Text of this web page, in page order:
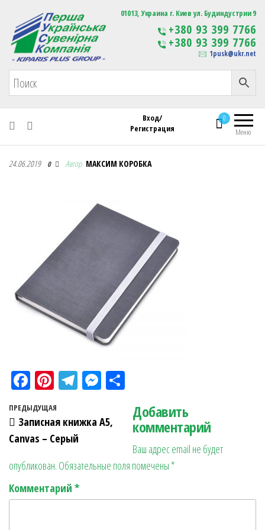
Первая Украинская Сувенирная Компания Изготовление
сувенирной продукции
с логотипом
01013, Украина г. Киев ул. Будиндустрии 9
+380 93 399 7766
+380 93 399 7766
1pusk@ukr.net
Меню
0
Вход/
Регистрация
Первая Украинская Сувенирная Компания
24.06.2019 0 Автор МАКСИМ КОРОБКА
Fa
ce
bo
ok
Pi
nt
er
es
t
Te
gr
a
M
se
r
ра
в
ит
ь
Навигация по записям
Предыдущая запись
ПРЕДЫДУЩАЯ
Записная книжка А5,
Canvas – Серый
Добавить
комментарий
Ваш адрес email не будет
опубликован. Обязательные поля помечены *
Комментарий *